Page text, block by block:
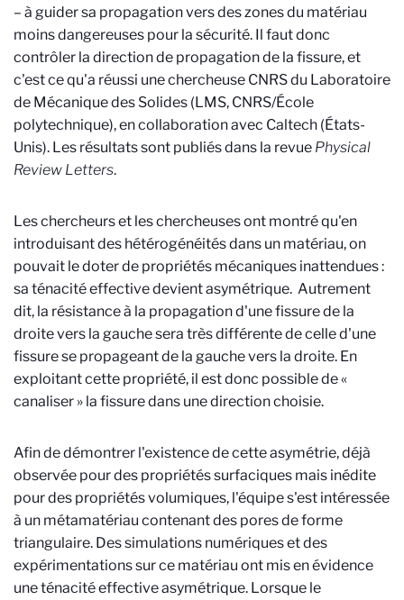
– à guider sa propagation vers des zones du matériau
moins dangereuses pour la sécurité. Il faut donc
contrôler la direction de propagation de la fissure, et
c'est ce qu'a réussi une chercheuse CNRS du Laboratoire
de Mécanique des Solides (LMS, CNRS/École
polytechnique), en collaboration avec Caltech (États-
Unis). Les résultats sont publiés dans la revue Physical
Review Letters.
Les chercheurs et les chercheuses ont montré qu'en
introduisant des hétérogénéités dans un matériau, on
pouvait le doter de propriétés mécaniques inattendues :
sa ténacité effective devient asymétrique. Autrement
dit, la résistance à la propagation d'une fissure de la
droite vers la gauche sera très différente de celle d'une
fissure se propageant de la gauche vers la droite. En
exploitant cette propriété, il est donc possible de «
canaliser » la fissure dans une direction choisie.
Afin de démontrer l'existence de cette asymétrie, déjà
observée pour des propriétés surfaciques mais inédite
pour des propriétés volumiques, l'équipe s'est intéressée
à un métamatériau contenant des pores de forme
triangulaire. Des simulations numériques et des
expérimentations sur ce matériau ont mis en évidence
une ténacité effective asymétrique. Lorsque le